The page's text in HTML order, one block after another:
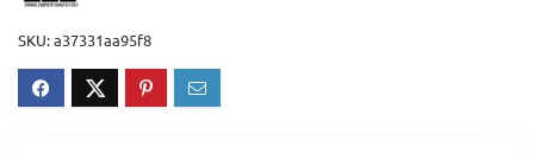
SKU:a37331aa95f8